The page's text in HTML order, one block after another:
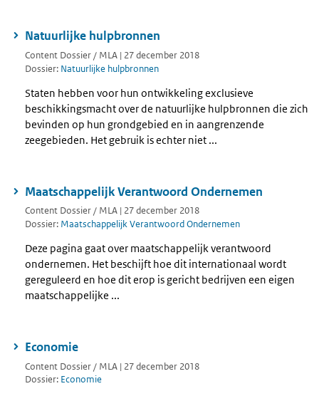
Natuurlijke hulpbronnen
Content Dossier / MLA | 27 december 2018
Dossier: Natuurlijke hulpbronnen
Staten hebben voor hun ontwikkeling exclusieve
beschikkingsmacht over de natuurlijke hulpbronnen die zich
bevinden op hun grondgebied en in aangrenzende
zeegebieden. Het gebruik is echter niet ...
Maatschappelijk Verantwoord Ondernemen
Content Dossier / MLA | 27 december 2018
Dossier: Maatschappelijk Verantwoord Ondernemen
Deze pagina gaat over maatschappelijk verantwoord
ondernemen. Het beschijft hoe dit internationaal wordt
gereguleerd en hoe dit erop is gericht bedrijven een eigen
maatschappelijke ...
Economie
Content Dossier / MLA | 27 december 2018
Dossier: Economie